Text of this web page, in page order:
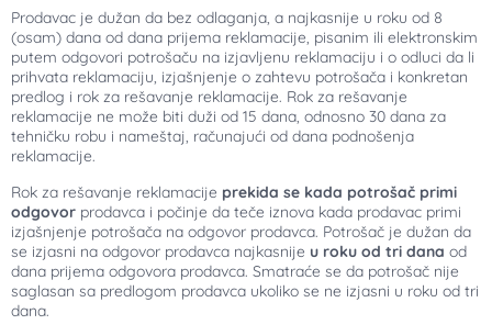
Prodavac je dužan da bez odlaganja, a najkasnije u roku od 8
(osam) dana od dana prijema reklamacije, pisanim ili elektronskim
putem odgovori potrošaču na izjavljenu reklamaciju i o odluci da li
prihvata reklamaciju, izjašnjenje o zahtevu potrošača i konkretan
predlog i rok za rešavanje reklamacije. Rok za rešavanje
reklamacije ne može biti duži od 15 dana, odnosno 30 dana za
tehničku robu i nameštaj, računajući od dana podnošenja
reklamacije.
Rok za rešavanje reklamacije prekida se kada potrošač primi
odgovor prodavca i počinje da teče iznova kada prodavac primi
izjašnjenje potrošača na odgovor prodavca. Potrošač je dužan da
se izjasni na odgovor prodavca najkasnije u roku od tri dana od
dana prijema odgovora prodavca. Smatraće se da potrošač nije
saglasan sa predlogom prodavca ukoliko se ne izjasni u roku od tri
dana.